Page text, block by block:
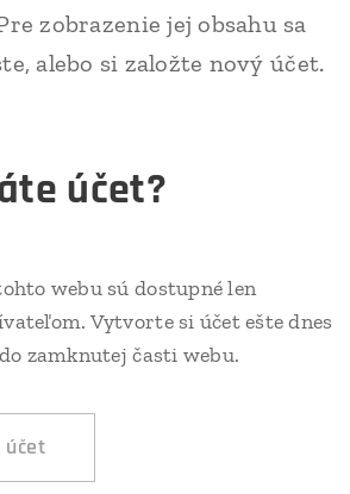
zobrazenie jej obsahu sa
alebo si založte nový účet.
účet?
webu sú dostupné len
Vytvorte si účet ešte dnes
zamknutej časti webu.
účet